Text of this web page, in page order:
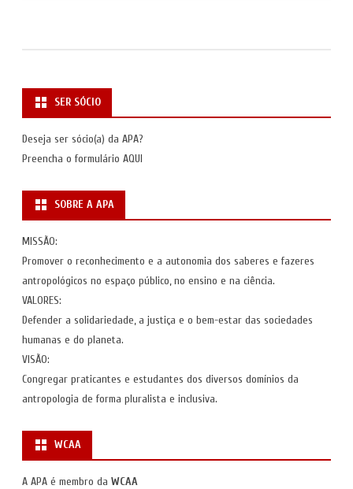
SER SÓCIO
Deseja ser sócio(a) da APA?
Preencha o formulário AQUI
SOBRE A APA
MISSÃO:
Promover o reconhecimento e a autonomia dos saberes e fazeres
antropológicos no espaço público, no ensino e na ciência.
VALORES:
Defender a solidariedade, a justiça e o bem-estar das sociedades
humanas e do planeta.
VISÃO:
Congregar praticantes e estudantes dos diversos domínios da
antropologia de forma pluralista e inclusiva.
WCAA
A APA é membro da WCAA